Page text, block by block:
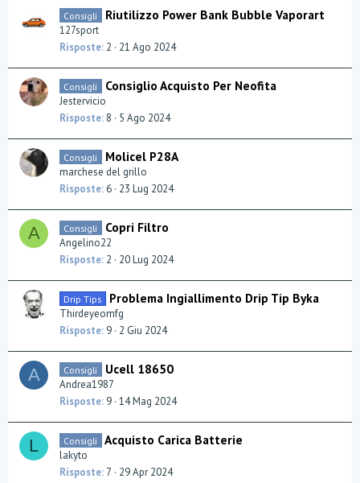
Consigli Riutilizzo Power Bank Bubble Vaporart
127sport
Risposte 2 21 Ago 2024
Consigli Consiglio Acquisto Per Neofita
Jestervicio
Risposte 8 5 Ago 2024
Consigli Molicel P28A
marchese del grillo
Risposte 6 23 Lug 2024
A Consigli Copri Filtro
Angelino22
Risposte 2 20 Lug 2024
Drip Tips Problema Ingiallimento Drip Tip Byka
Thirdeyeomfg
Risposte 9 2 Giu 2024
A Consigli Ucell 18650
Andrea1987
Risposte 9 14 Mag 2024
L Consigli Acquisto Carica Batterie
lakyto
Risposte 7 29 Apr 2024